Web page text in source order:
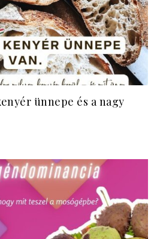
ünnepe és a nagy